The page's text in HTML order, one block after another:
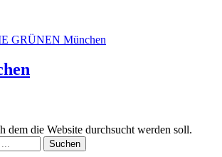
dem die Website durchsucht werden soll.
Suchen